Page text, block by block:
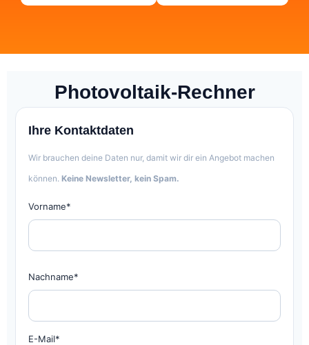
Photovoltaik-Rechner
Ihre Kontaktdaten
Wir brauchen deine Daten nur, damit wir dir ein Angebot machen
können. Keine Newsletter, kein Spam.
Vorname*
Nachname*
E-Mail*